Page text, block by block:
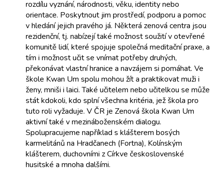
rozdílu vyznání, národnosti, věku, identity nebo
orientace. Poskytnout jim prostředí, podporu a pomoc
v hledání jejich pravého já. Některá zenová centra jsou
rezidenční, tj. nabízejí také možnost soužití v otevřené
komunitě lidí, které spojuje společná meditační praxe, a
tím i možnost učit se vnímat potřeby druhých,
překonávat vlastní hranice a navzájem si pomáhat. Ve
škole Kwan Um spolu mohou žít a praktikovat muži i
ženy, mniši i laici. Také učitelem nebo učitelkou se může
stát kdokoli, kdo splní všechna kritéria, jež škola pro
tuto roli vyžaduje. V ČR je Zenová škola Kwan Um
aktivní také v mezináboženském dialogu.
Spolupracujeme například s klášterem bosých
karmelitánů na Hradčanech (Fortna), Kolínským
klášterem, duchovními z Církve československé
husitské a mnoha dalšími.